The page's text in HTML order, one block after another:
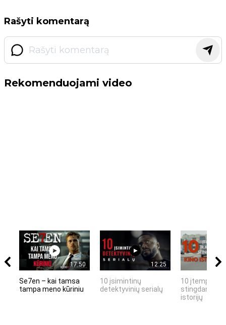
Rašyti komentarą
Rekomenduojami video
17:50
Se7en – kai tamsa
tampa meno kūriniu
12:25
10 įsimintinų
detektyvinių serialų
10 įtemptų,
stingdančių
istorijų